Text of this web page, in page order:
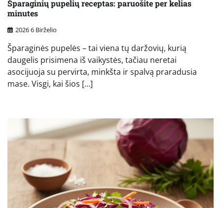
Šparaginių pupelių receptas: paruošite per kelias
minutes
2026 6 Birželio
Šparaginės pupelės – tai viena tų daržovių, kurią
daugelis prisimena iš vaikystės, tačiau neretai
asocijuoja su pervirta, minkšta ir spalvą praradusia
mase. Visgi, kai šios […]